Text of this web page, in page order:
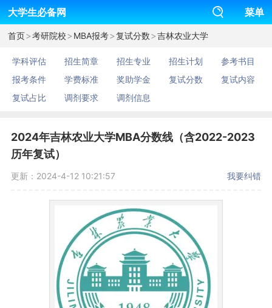
大学生必备网 菜单
首页>考研院校>MBA报考>复试分数>吉林农业大学
学科评估 招生简章 招生专业 招生计划
参考书目
报考条件
学费标准 奖助学金 复试分数
复试内容
复试占比
调剂要求 调剂信息
2024年吉林农业大学MBA分数线（含2022-2023
历年复试）
更新：2024-4-12 10:21:57 我要纠错